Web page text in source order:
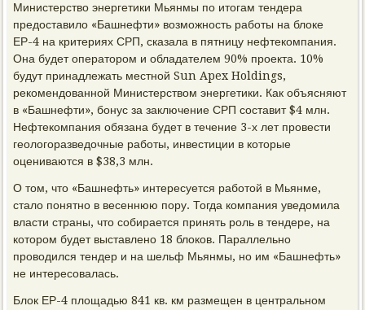
Министерство энергетики Мьянмы по итогам тендера
предоставило «Башнефти» возможность работы на блоке
ЕР-4 на критериях СРП, сказала в пятницу нефтекомпания.
Она будет оператором и обладателем 90% проекта. 10%
будут принадлежать местной Sun Apex Holdings,
рекомендованной Министерством энергетики. Как объясняют
в «Башнефти», бонус за заключение СРП составит $4 млн.
Нефтекомпания обязана будет в течение 3-х лет провести
геологоразведочные работы, инвестиции в которые
оцениваются в $38,3 млн.
О том, что «Башнефть» интересуется работой в Мьянме,
стало понятно в весеннюю пору. Тогда компания уведомила
власти страны, что собирается принять роль в тендере, на
котором будет выставлено 18 блоков. Параллельно
проводился тендер и на шельф Мьянмы, но им «Башнефть»
не интересовалась.
Блок ЕР-4 площадью 841 кв. км размещен в центральном